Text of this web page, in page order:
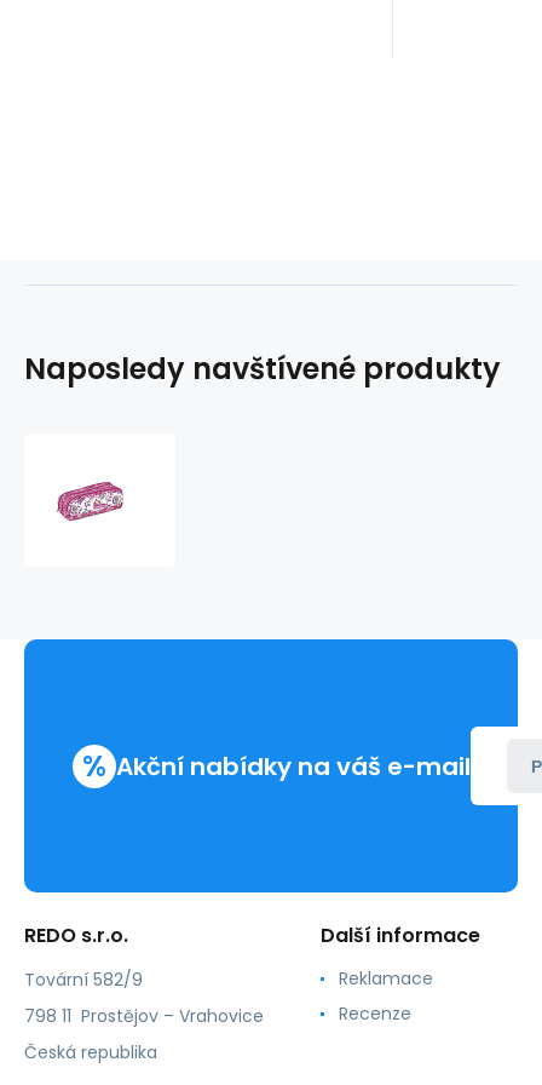
Naposledy navštívené produkty
% Akční nabídky na váš e-mail
REDO s.r.o.
Tovární 582/9
798 11 Prostějov – Vrahovice
Česká republika
Další informace
Reklamace
Recenze